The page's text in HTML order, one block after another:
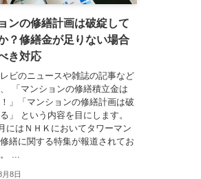
ンの修繕計画は破綻して
？修繕金が足りない場合
き対応
ビのニュースや雑誌の記事など
「マンションの修繕積立金は
」「マンションの修繕計画は破
」 という内容を目にします。
にはＮＨＫにおいてタワーマン
繕に関する特集が報道されてお
...
8日